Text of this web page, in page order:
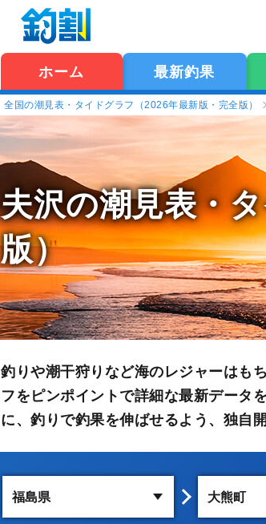
ホーム 最新釣果
全国の潮見表・タイドグラフ（2026年最新版・完全版）
夫沢の潮見表・
版）
釣りや潮干狩りなど海のレジャーはも
フをピンポイントで詳細な最新データ
に、釣りで釣果を伸ばせるよう、独自